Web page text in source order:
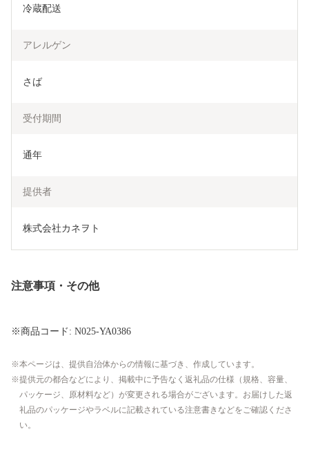
冷蔵配送
アレルゲン
さば
受付期間
通年
提供者
株式会社カネヲト
注意事項・その他
※商品コード: N025-YA0386
本ページは、提供自治体からの情報に基づき、作成しています。
提供元の都合などにより、掲載中に予告なく返礼品の仕様（規格、容量、
パッケージ、原材料など）が変更される場合がございます。お届けした返
礼品のパッケージやラベルに記載されている注意書きなどをご確認くださ
い。